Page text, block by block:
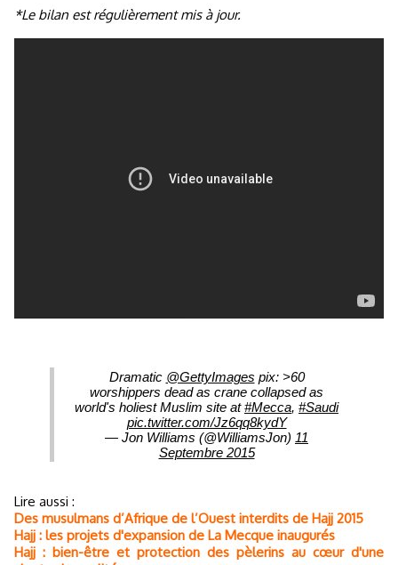
*Le bilan est régulièrement mis à jour.
Dramatic @GettyImages pix: >60
worshippers dead as crane collapsed as
world's holiest Muslim site at#Mecca, #Saudi
pic.twitter.com/Jz6qq8kydY
— Jon Williams (@WilliamsJon) 11
Septembre 2015
Lire aussi :
Des musulmans d’Afrique de l’Ouest interdits de Hajj 2015
Hajj : les projets d'expansion de La Mecque inaugurés
Hajj : bien-être et protection des pèlerins au cœur d'une